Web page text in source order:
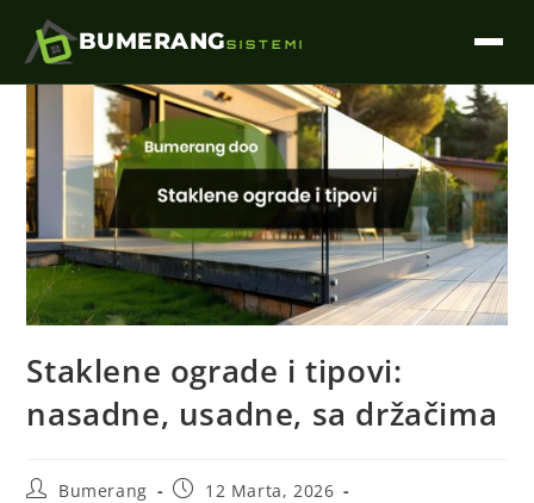
BUMERANGSISTEMI
Staklene ograde i tipovi:
nasadne, usadne, sa držačima
Bumerang
12 Marta, 2026